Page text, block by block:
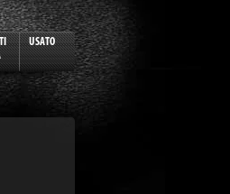
USATO